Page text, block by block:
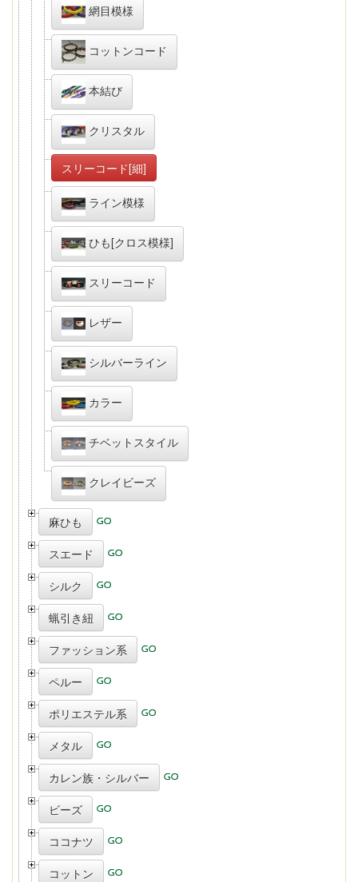
網目模様
コットンコード
本結び
クリスタル
スリーコード[細]
ライン模様
ひも[クロス模様]
スリーコード
レザー
シルバーライン
カラー
チベットスタイル
クレイビーズ
麻ひも
スエード
シルク
蝋引き紐
ファッション系
ペルー
ポリエステル系
メタル
カレン族・シルバー
ビーズ
ココナツ
コットン